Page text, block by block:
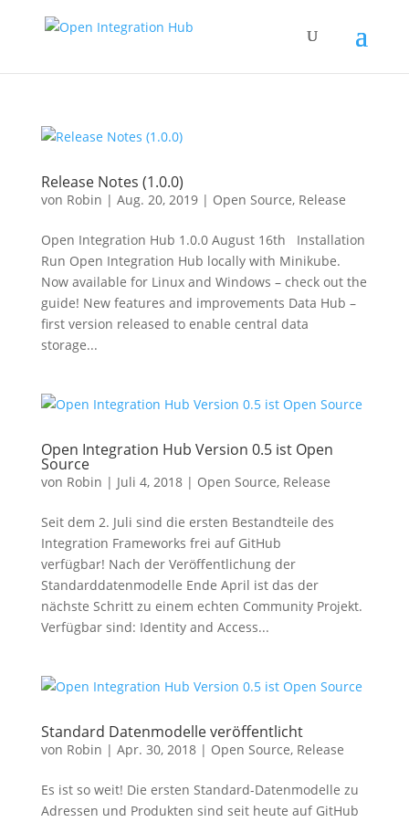
Release Notes (1.0.0)
von Robin | Aug. 20, 2019| Open Source, Release
Open Integration Hub 1.0.0 August 16th Installation
Run Open Integration Hub locally with Minikube.
Now available for Linux and Windows – check out the
guide! New features and improvements Data Hub –
first version released to enable central data
storage...
Open Integration Hub Version 0.5 ist Open
Source
von Robin | Juli 4, 2018| Open Source, Release
Seit dem 2. Juli sind die ersten Bestandteile des
Integration Frameworks frei auf GitHub
verfügbar! Nach der Veröffentlichung der
Standarddatenmodelle Ende April ist das der
nächste Schritt zu einem echten Community Projekt.
Verfügbar sind: Identity and Access...
Standard Datenmodelle veröffentlicht
von Robin | Apr. 30, 2018| Open Source, Release
Es ist so weit! Die ersten Standard-Datenmodelle zu
Adressen und Produkten sind seit heute auf GitHub